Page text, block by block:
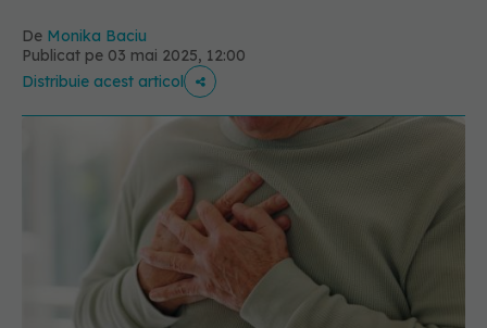
De Monika Baciu
Publicat pe 03 mai 2025, 12:00
Distribuie acest articol